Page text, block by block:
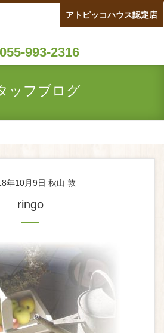
055-993-2316
アトピッコハウス認定店
ッフブログ
年10月9日 秋山 敦
ringo